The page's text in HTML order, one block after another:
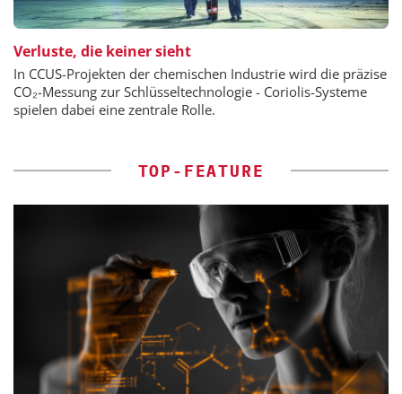
Verluste, die keiner sieht
In CCUS-Projekten der chemischen Industrie wird die präzise
CO₂-Messung zur Schlüsseltechnologie - Coriolis-Systeme
spielen dabei eine zentrale Rolle.
TOP-FEATURE